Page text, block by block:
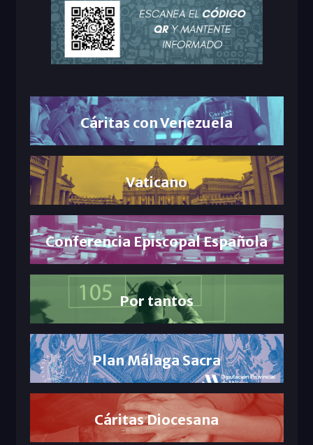
Cáritas con Venezuela
Vaticano
Conferencia Episcopal Española
Por tantos
Plan Málaga Sacra
Cáritas Diocesana